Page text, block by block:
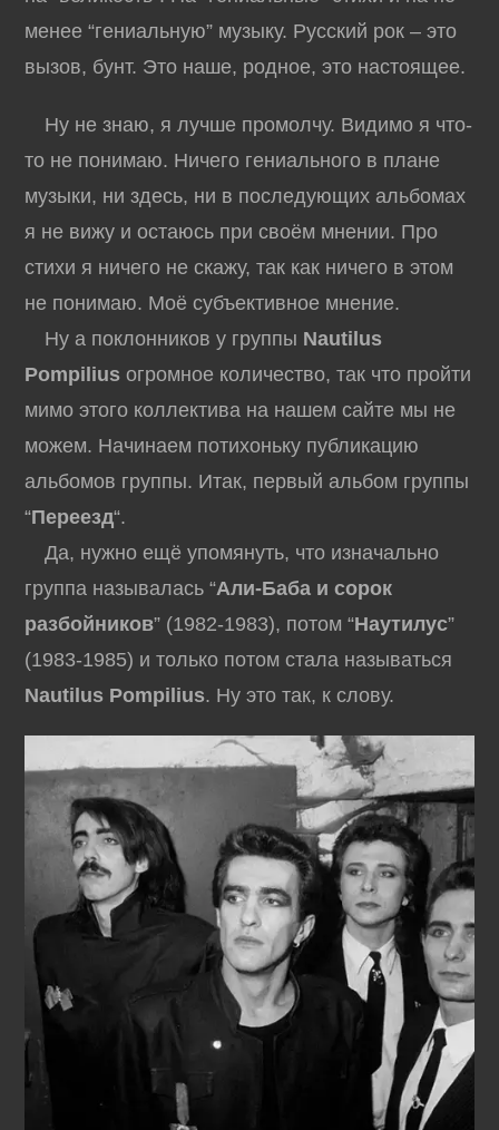
менее “гениальную” музыку. Русский рок – это
вызов, бунт. Это наше, родное, это настоящее.
Ну не знаю, я лучше промолчу. Видимо я что-
то не понимаю. Ничего гениального в плане
музыки, ни здесь, ни в последующих альбомах
я не вижу и остаюсь при своём мнении. Про
стихи я ничего не скажу, так как ничего в этом
не понимаю. Моё субъективное мнение.
Ну а поклонников у группы Nautilus
Pompilius огромное количество, так что пройти
мимо этого коллектива на нашем сайте мы не
можем. Начинаем потихоньку публикацию
альбомов группы. Итак, первый альбом группы
“Переезд“.
Да, нужно ещё упомянуть, что изначально
группа называлась “Али-Баба и сорок
разбойников” (1982-1983), потом “Наутилус”
(1983-1985) и только потом стала называться
Nautilus Pompilius. Ну это так, к слову.